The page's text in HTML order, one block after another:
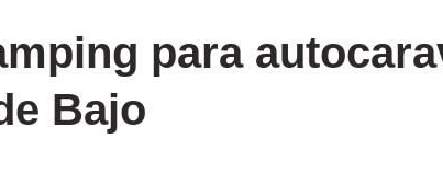
para
Bajo